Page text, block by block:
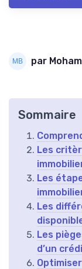
par
Sommaire
Les
Les
Les
Les
d’un